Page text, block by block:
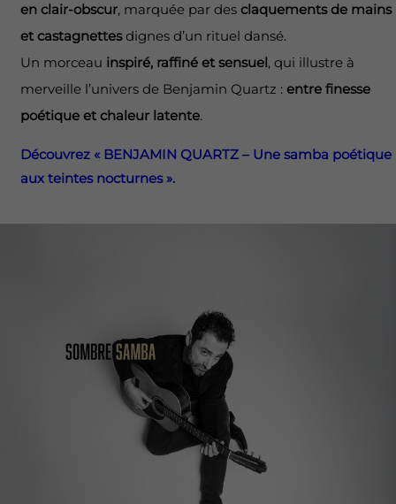
en clair-obscur, marquée par des claquements de mains
et castagnettesdignes d’un rituel dansé.
Un morceau inspiré, raffiné et sensuel, qui illustre à
merveille l’univers de Benjamin Quartz : entre finesse
poétique et chaleur latente.
Découvrez « BENJAMIN QUARTZ – Une samba poétique
aux teintes nocturnes ».